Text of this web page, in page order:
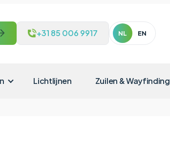
+31 85 006 9917 NL EN
Lichtlijnen Zuilen & Wayfinding